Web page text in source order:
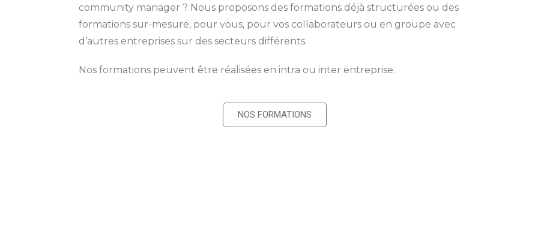
community manager ? Nous proposons des formations déjà structurées ou des
formations sur-mesure, pour vous, pour vos collaborateurs ou en groupe avec
d’autres entreprises sur des secteurs différents.
Nos formations peuvent être réalisées en intra ou inter entreprise.
NOS FORMATIONS